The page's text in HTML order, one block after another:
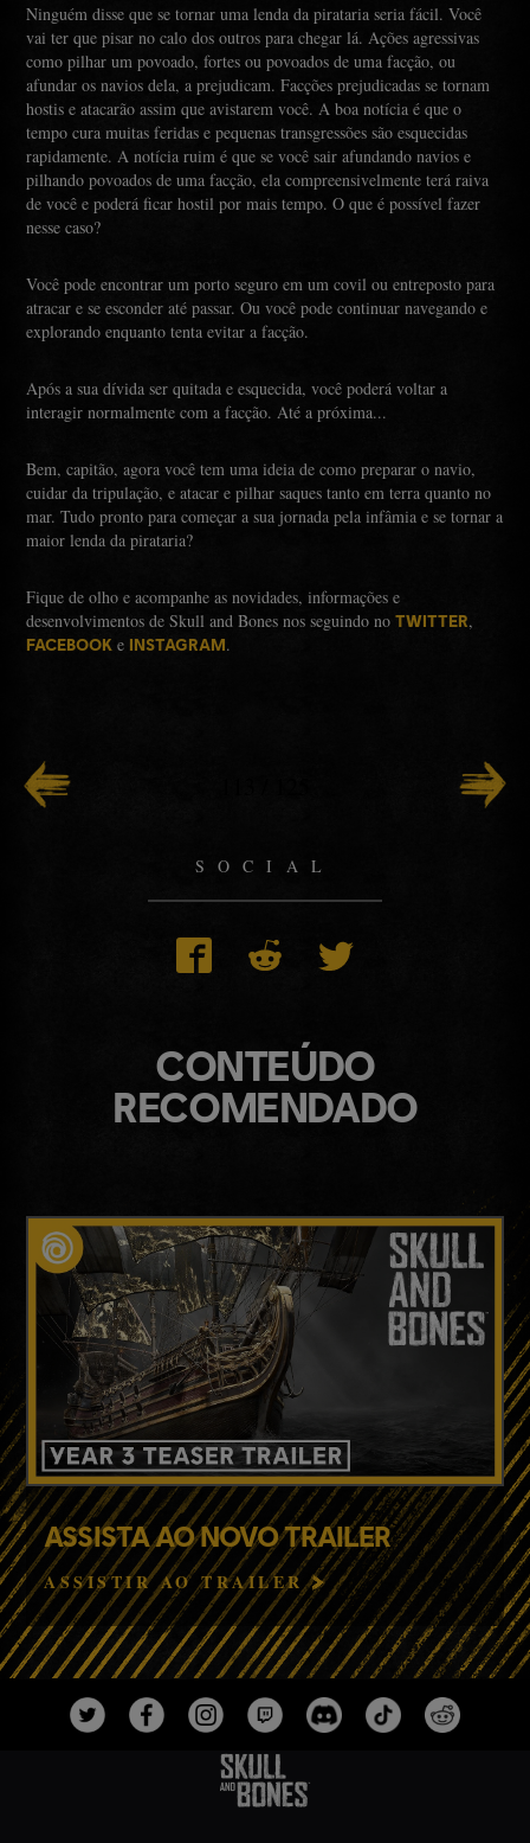
Ninguém disse que se tornar uma lenda da pirataria seria fácil. Você
vai ter que pisar no calo dos outros para chegar lá. Ações agressivas
como pilhar um povoado, fortes ou povoados de uma facção, ou
afundar os navios dela, a prejudicam. Facções prejudicadas se tornam
hostis e atacarão assim que avistarem você. A boa notícia é que o
tempo cura muitas feridas e pequenas transgressões são esquecidas
rapidamente. A notícia ruim é que se você sair afundando navios e
pilhando povoados de uma facção, ela compreensivelmente terá raiva
de você e poderá ficar hostil por mais tempo. O que é possível fazer
nesse caso?
Você pode encontrar um porto seguro em um covil ou entreposto para
atracar e se esconder até passar. Ou você pode continuar navegando e
explorando enquanto tenta evitar a facção.
Após a sua dívida ser quitada e esquecida, você poderá voltar a
interagir normalmente com a facção. Até a próxima...
Bem, capitão, agora você tem uma ideia de como preparar o navio,
cuidar da tripulação, e atacar e pilhar saques tanto em terra quanto no
mar. Tudo pronto para começar a sua jornada pela infâmia e se tornar a
maior lenda da pirataria?
Fique de olho e acompanhe as novidades, informações e
desenvolvimentos de Skull and Bones nos seguindo noTWITTER,
FACEBOOK e INSTAGRAM.
SOCIAL
CONTEÚDO
RECOMENDADO
ASSISTA AO NOVO TRAILER
ASSISTIR AO TRAILER